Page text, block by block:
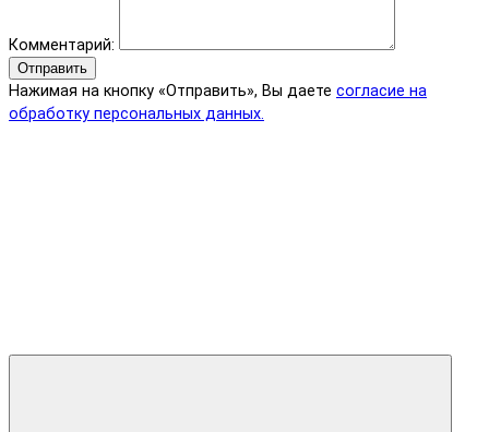
Комментарий:
Отправить
Нажимая на кнопку «Отправить», Вы даете согласие на
обработку персональных данных.